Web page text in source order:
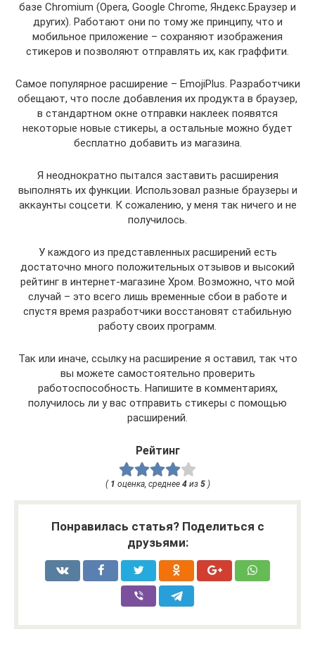
базе Chromium (Opera, Google Chrome, Яндекс.Браузер и
других). Работают они по тому же принципу, что и
мобильное приложение – сохраняют изображения
стикеров и позволяют отправлять их, как граффити.
Самое популярное расширение – EmojiPlus. Разработчики
обещают, что после добавления их продукта в браузер,
в стандартном окне отправки наклеек появятся
некоторые новые стикеры, а остальные можно будет
бесплатно добавить из магазина.
Я неоднократно пытался заставить расширения
выполнять их функции. Использовал разные браузеры и
аккаунты соцсети. К сожалению, у меня так ничего и не
получилось.
У каждого из представленных расширений есть
достаточно много положительных отзывов и высокий
рейтинг в интернет-магазине Хром. Возможно, что мой
случай – это всего лишь временные сбои в работе и
спустя время разработчики восстановят стабильную
работу своих программ.
Так или иначе, ссылку на расширение я оставил, так что
вы можете самостоятельно проверить
работоспособность. Напишите в комментариях,
получилось ли у вас отправить стикеры с помощью
расширений.
Рейтинг
( 1 оценка, среднее 4из 5)
Понравилась статья? Поделиться с
друзьями: